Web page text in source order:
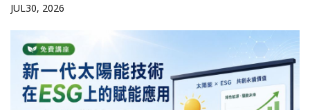
JUL30, 2026